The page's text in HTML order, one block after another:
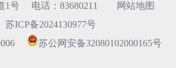
1号 电话：83680211
网站地图
苏ICP备2024130977号
苏公网安备32080102000165号